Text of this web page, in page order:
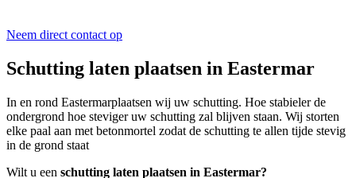
Neem direct contact op
Schutting laten plaatsen in Eastermar
In en rond Eastermarplaatsen wij uw schutting. Hoe stabieler de
ondergrond hoe steviger uw schutting zal blijven staan. Wij storten
elke paal aan met betonmortel zodat de schutting te allen tijde stevig
in de grond staat
Wilt u een schutting laten plaatsen in Eastermar?